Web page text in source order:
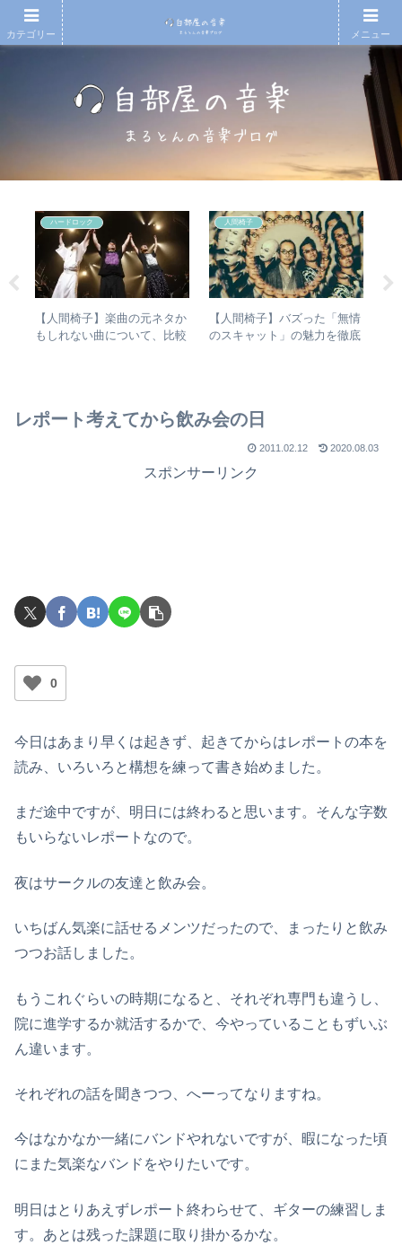
ハードロック
【人間椅子】楽曲の元ネタか
もしれない曲について、比較
人間椅子
【人間椅子】バズった「無情
のスキャット」の魅力を徹底
レポート考えてから飲み会の日
2011.02.12 2020.08.03
スポンサーリンク
0
今日はあまり早くは起きず、起きてからはレポートの本を
読み、いろいろと構想を練って書き始めました。
まだ途中ですが、明日には終わると思います。そんな字数
もいらないレポートなので。
夜はサークルの友達と飲み会。
いちばん気楽に話せるメンツだったので、まったりと飲み
つつお話しました。
もうこれぐらいの時期になると、それぞれ専門も違うし、
院に進学するか就活するかで、今やっていることもずいぶ
ん違います。
それぞれの話を聞きつつ、へーってなりますね。
今はなかなか一緒にバンドやれないですが、暇になった頃
にまた気楽なバンドをやりたいです。
明日はとりあえずレポート終わらせて、ギターの練習しま
す。あとは残った課題に取り掛かるかな。
カテゴリー メニュー